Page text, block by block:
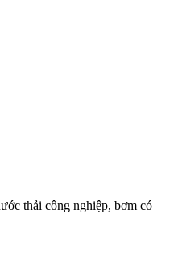
thải công nghiệp, bơm có